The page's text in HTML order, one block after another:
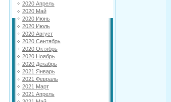
2020 Апрель
2020 Май
2020 Июнь
2020 Июль
2020 Август
2020 Сентябрь
2020 Октябрь
2020 Ноябрь
2020 Декабрь
2021 Январь
2021 Февраль
2021 Март
2021 Апрель